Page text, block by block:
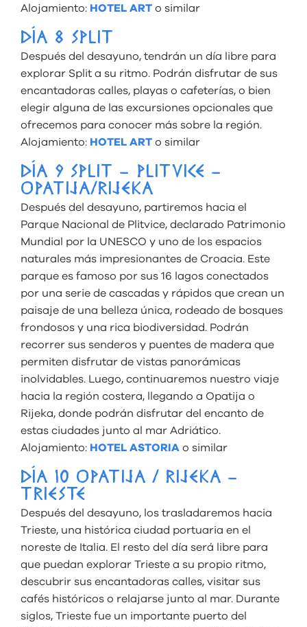
Alojamiento: HOTEL ART o similar
DÍA 8 SPLIT
Después del desayuno, tendrán un día libre para
explorar Split a su ritmo. Podrán disfrutar de sus
encantadoras calles, playas o cafeterías, o bien
elegir alguna de las excursiones opcionales que
ofrecemos para conocer más sobre la región.
Alojamiento: HOTEL ART o similar
DÍA 9 SPLIT – PLITVICE –
OPATIJA/RIJEKA
Después del desayuno, partiremos hacia el
Parque Nacional de Plitvice, declarado Patrimonio
Mundial por la UNESCO y uno de los espacios
naturales más impresionantes de Croacia. Este
parque es famoso por sus 16 lagos conectados
por una serie de cascadas y rápidos que crean un
paisaje de una belleza única, rodeado de bosques
frondosos y una rica biodiversidad. Podrán
recorrer sus senderos y puentes de madera que
permiten disfrutar de vistas panorámicas
inolvidables. Luego, continuaremos nuestro viaje
hacia la región costera, llegando a Opatija o
Rijeka, donde podrán disfrutar del encanto de
estas ciudades junto al mar Adriático.
Alojamiento: HOTEL ASTORIA o similar
DÍA 10 OPATIJA / RIJEKA –
TRIESTE
Después del desayuno, los trasladaremos hacia
Trieste, una histórica ciudad portuaria en el
noreste de Italia. El resto del día será libre para
que puedan explorar Trieste a su propio ritmo,
descubrir sus encantadoras calles, visitar sus
cafés históricos o relajarse junto al mar. Durante
siglos, Trieste fue un importante puerto del